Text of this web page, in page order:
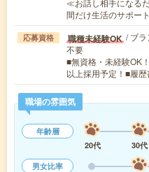
≪お話し相手になる
間だけ生活のサポー
応募資格 職種未経験OK / ブ
不要
■無資格・未経験OK
以上採用予定！■履
職場の雰囲気
年齢層
20代
30代
男女比率